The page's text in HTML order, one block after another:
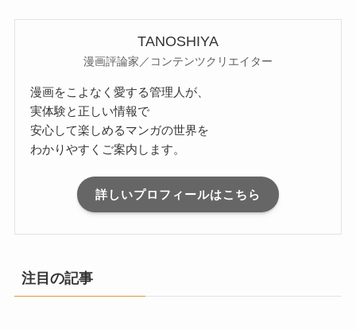
TANOSHIYA
漫画評論家／コンテンツクリエイター
漫画をこよなく愛する管理人が、
実体験と正しい情報で
安心して楽しめるマンガの世界を
わかりやすくご案内します。
詳しいプロフィールはこちら
注目の記事